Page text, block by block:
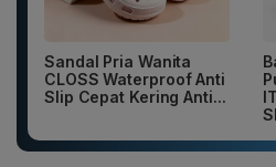
Sandal Pria Wanita
CLOSS Waterproof Anti
Slip Cepat Kering Anti...